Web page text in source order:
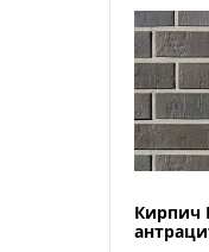
Кирпич